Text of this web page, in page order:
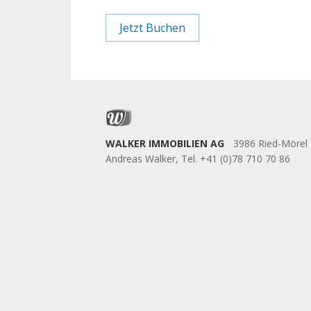
Jetzt Buchen
WALKER IMMOBILIEN AG
3986 Ried-Mörel
Andreas Walker, Tel. +41 (0)78 710 70 86